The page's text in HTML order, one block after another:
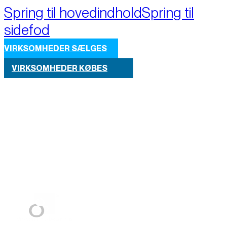
Spring til hovedindholdSpring til
sidefod
VIRKSOMHEDER SÆLGES
VIRKSOMHEDER KØBES